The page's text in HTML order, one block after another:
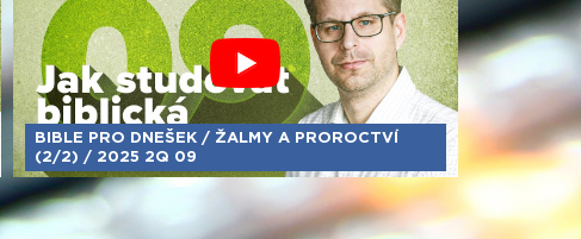
BIBLE PRO DNEŠEK / ŽALMY A PROROCTVÍ
(2/2) / 2025 2Q 09